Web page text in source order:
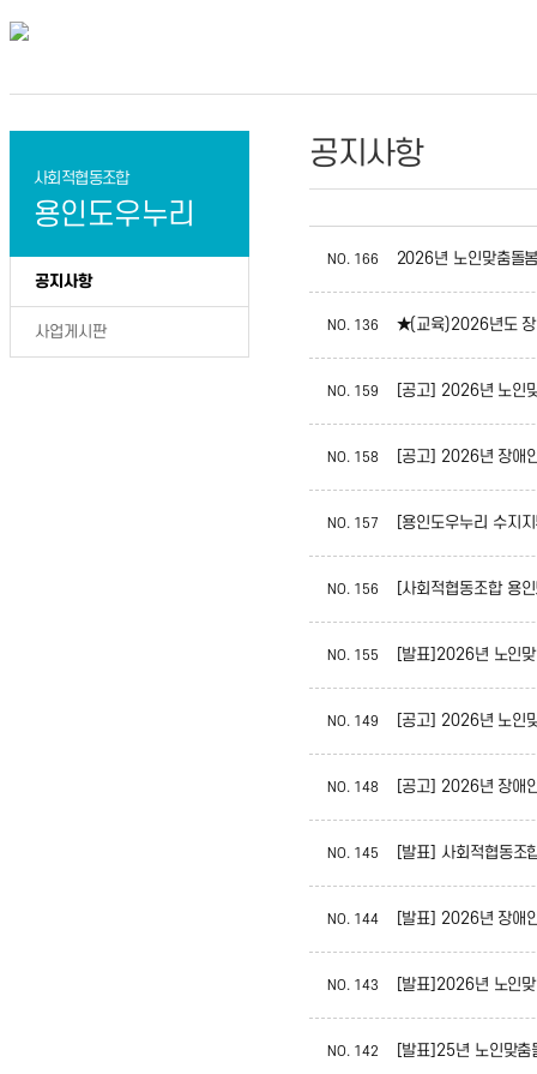
사회적협동조합
용인도우누리
공지사항
사업게시판
공지사항
NO. 166 2026년 노인맞춤돌
NO. 136 ★(교육)2026년도 장
NO. 159 [공고] 2026년 노인
NO. 158 [공고] 2026년 장애
NO. 157 [용인도우누리 수지
NO. 156 [사회적협동조합 용
NO. 155 [발표]2026년 노인
NO. 149 [공고] 2026년 노인
NO. 148 [공고] 2026년 장애
NO. 145 [발표] 사회적협동조
NO. 144 [발표] 2026년 장애
NO. 143 [발표]2026년 노인
NO. 142 [발표]25년 노인맞